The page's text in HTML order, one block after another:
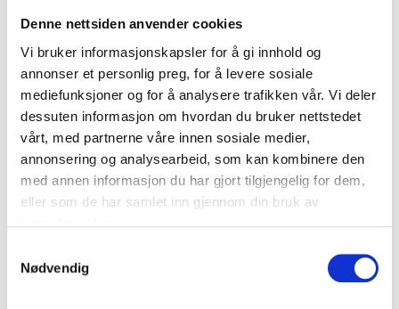
Denne nettsiden anvender cookies
Vi bruker informasjonskapsler for å gi innhold og
annonser et personlig preg, for å levere sosiale
mediefunksjoner og for å analysere trafikken vår. Vi deler
dessuten informasjon om hvordan du bruker nettstedet
vårt, med partnerne våre innen sosiale medier,
annonsering og analysearbeid, som kan kombinere den
med annen informasjon du har gjort tilgjengelig for dem,
eller som de har samlet inn gjennom din bruk av
Nødvendig
Technical specifications
Position
Boot
Position
Right
Length
617 mm